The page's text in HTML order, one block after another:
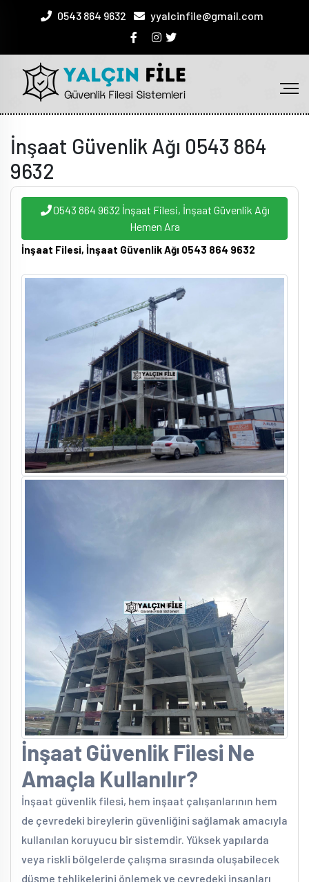
0543 864 9632 yyalcinfile@gmail.com
İnşaat Güvenlik Ağı 0543 864
9632
0543 864 9632 İnşaat Filesi, İnşaat Güvenlik Ağı
Hemen Ara
İnşaat Filesi, İnşaat Güvenlik Ağı 0543 864 9632
İnşaat Güvenlik Filesi Ne
Amaçla Kullanılır?
İnşaat güvenlik filesi, hem inşaat çalışanlarının hem
de çevredeki bireylerin güvenliğini sağlamak amacıyla
kullanılan koruyucu bir sistemdir. Yüksek yapılarda
veya riskli bölgelerde çalışma sırasında oluşabilecek
düşme tehlikelerini önlemek ve çevredeki insanları